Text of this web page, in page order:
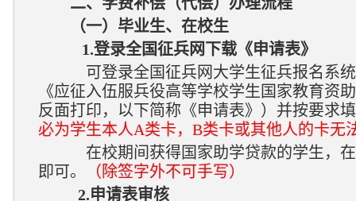
（一）毕业生、在校生
1.登录全国征兵网下载《申请表》
可登录全国征兵网大学生征兵报名系
《应征入伍服兵役高等学校学生国家教育资
反面打印，以下简称《申请表》）并按要求
必为学生本人A类卡，B类卡或其他人的卡无
在校期间获得国家助学贷款的学生，
即可。
（除签字外不可手写）
2.申请表审核